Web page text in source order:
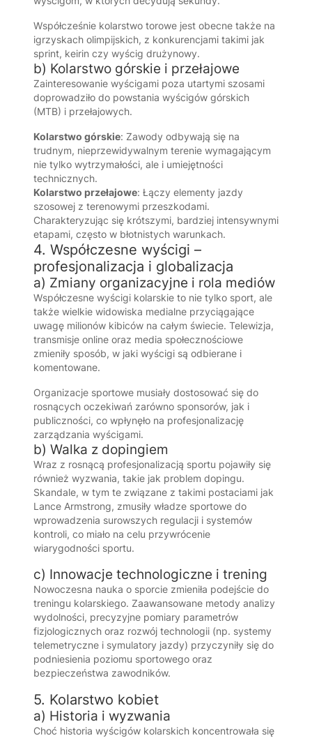
Współcześnie kolarstwo torowe jest obecne także na
igrzyskach olimpijskich, z konkurencjami takimi jak
sprint, keirin czy wyścig drużynowy.
b) Kolarstwo górskie i przełajowe
Zainteresowanie wyścigami poza utartymi szosami
doprowadziło do powstania wyścigów górskich
(MTB) i przełajowych.
Kolarstwo górskie: Zawody odbywają się na
trudnym, nieprzewidywalnym terenie wymagającym
nie tylko wytrzymałości, ale i umiejętności
technicznych.
Kolarstwo przełajowe: Łączy elementy jazdy
szosowej z terenowymi przeszkodami.
Charakteryzując się krótszymi, bardziej intensywnymi
etapami, często w błotnistych warunkach.
4. Współczesne wyścigi –
profesjonalizacja i globalizacja
a) Zmiany organizacyjne i rola mediów
Współczesne wyścigi kolarskie to nie tylko sport, ale
także wielkie widowiska medialne przyciągające
uwagę milionów kibiców na całym świecie. Telewizja,
transmisje online oraz media społecznościowe
zmieniły sposób, w jaki wyścigi są odbierane i
komentowane.
Organizacje sportowe musiały dostosować się do
rosnących oczekiwań zarówno sponsorów, jak i
publiczności, co wpłynęło na profesjonalizację
zarządzania wyścigami.
b) Walka z dopingiem
Wraz z rosnącą profesjonalizacją sportu pojawiły się
również wyzwania, takie jak problem dopingu.
Skandale, w tym te związane z takimi postaciami jak
Lance Armstrong, zmusiły władze sportowe do
wprowadzenia surowszych regulacji i systemów
kontroli, co miało na celu przywrócenie
wiarygodności sportu.
c) Innowacje technologiczne i trening
Nowoczesna nauka o sporcie zmieniła podejście do
treningu kolarskiego. Zaawansowane metody analizy
wydolności, precyzyjne pomiary parametrów
fizjologicznych oraz rozwój technologii (np. systemy
telemetryczne i symulatory jazdy) przyczyniły się do
podniesienia poziomu sportowego oraz
bezpieczeństwa zawodników.
5. Kolarstwo kobiet
a) Historia i wyzwania
Choć historia wyścigów kolarskich koncentrowała się